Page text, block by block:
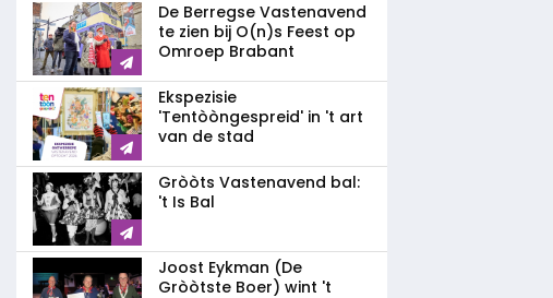
De Berregse Vastenavend
te zien bij O(n)s Feest op
Omroep Brabant
Ekspezisie
'Tentòòngespreid' in 't art
van de stad
Gròòts Vastenavend bal:
't Is Bal
Joost Eykman (De
Gròòtste Boer) wint 't